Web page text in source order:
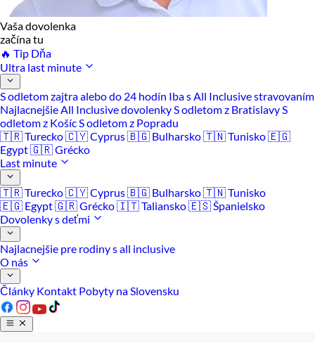
Vaša dovolenka
začína tu
🔥 Tip Dňa
Ultra last minute
S odletom zajtra alebo do 24 hodín Iba s All Inclusive stravovaním
Najlacnejšie All Inclusive dovolenkyS odletom z BratislavyS
odletom z KošícS odletom z Popradu
🇹🇷 Turecko🇨🇾 Cyprus🇧🇬 Bulharsko🇹🇳 Tunisko🇪🇬
Egypt🇬🇷 Grécko
Last minute
🇹🇷 Turecko🇨🇾 Cyprus🇧🇬 Bulharsko🇹🇳 Tunisko
🇪🇬 Egypt🇬🇷 Grécko🇮🇹 Taliansko🇪🇸 Španielsko
Dovolenky s deťmi
Najlacnejšie pre rodiny s all inclusive
O nás
Články Kontakt Pobyty na Slovensku